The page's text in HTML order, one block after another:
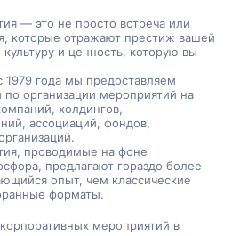
— это не просто встреча или
которые отражают престиж вашей
и ценность, которую вы
1979 года мы предоставляем
организации мероприятий на
холдингов,
ассоциаций, фондов,
проводимые на фоне
предлагают гораздо более
опыт, чем классические
форматы.
мероприятий в